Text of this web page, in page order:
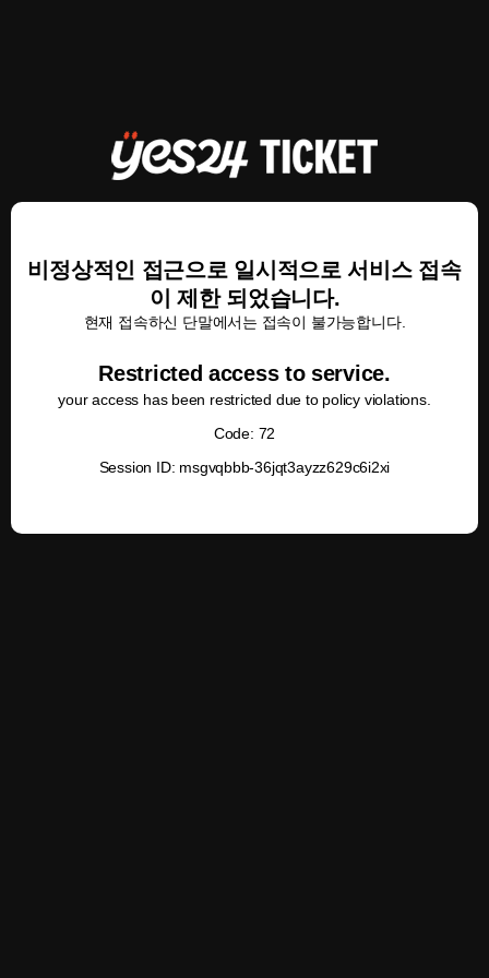
비정상적인 접근으로 일시적으로 서비스 접속
이 제한 되었습니다.
현재 접속하신 단말에서는 접속이 불가능합니다.
Restricted access to service.
your access has been restricted due to policy violations.
Code: 72
Session ID: msgvqbbb-36jqt3ayzz629c6i2xi